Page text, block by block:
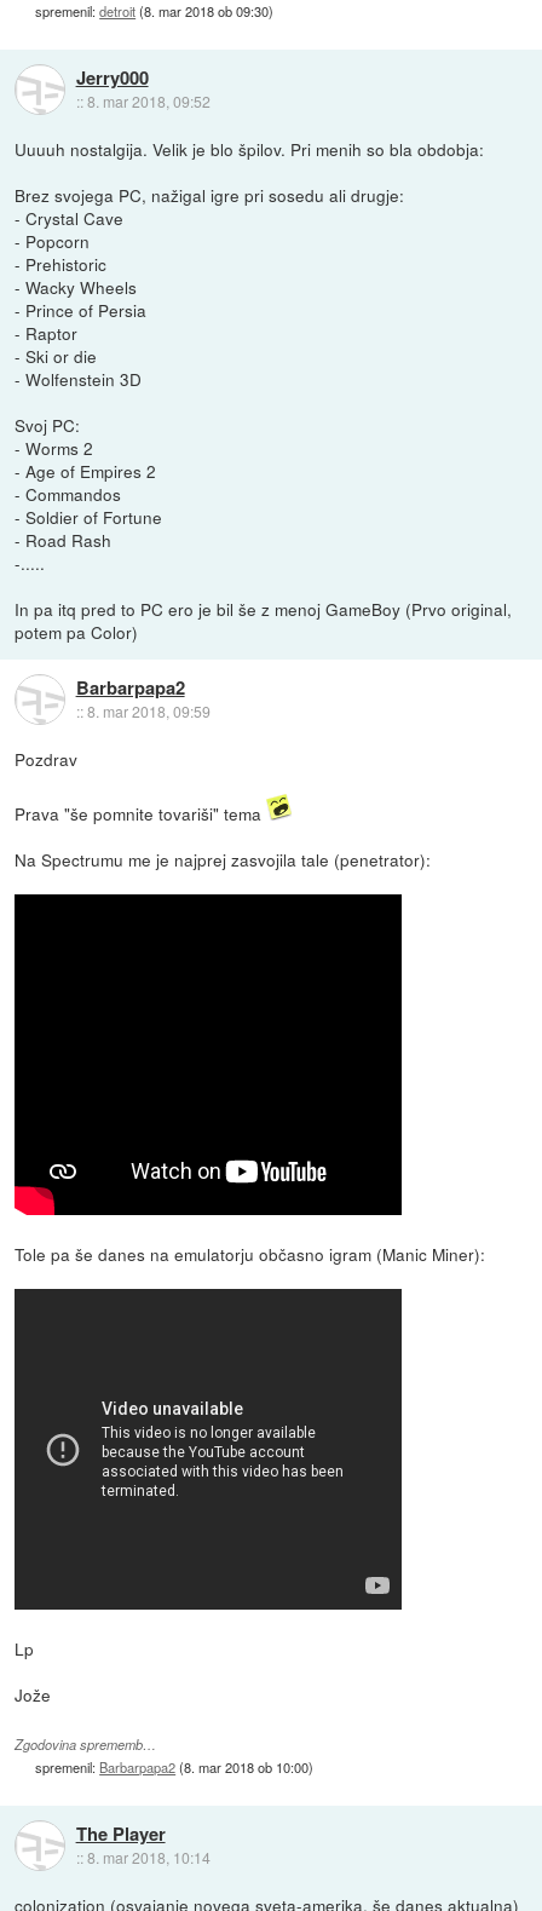
spremenil:detroit(8. mar 2018 ob 09:30)
Jerry000
::8. mar 2018, 09:52
Uuuuh nostalgija. Velik je blo špilov. Pri menih so bla obdobja:
Brez svojega PC, nažigal igre pri sosedu ali drugje:
- Crystal Cave
- Popcorn
- Prehistoric
- Wacky Wheels
- Prince of Persia
- Raptor
- Ski or die
- Wolfenstein 3D
Svoj PC:
- Worms 2
- Age of Empires 2
- Commandos
- Soldier of Fortune
- Road Rash
-.....
In pa itq pred to PC ero je bil še z menoj GameBoy (Prvo original,
potem pa Color)
Barbarpapa2
::8. mar 2018, 09:59
Pozdrav
Prava "še pomnite tovariši" tema
Na Spectrumu me je najprej zasvojila tale (penetrator):
Tole pa še danes na emulatorju občasno igram (Manic Miner):
Lp
Jože
Zgodovina sprememb…
spremenil: Barbarpapa2(8. mar 2018 ob 10:00)
The Player
::8. mar 2018, 10:14
colonization (osvajanje novega sveta-amerika, še danes aktualna)